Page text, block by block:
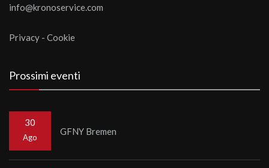
info@kronoservice.com
Privacy - Cookie
Prossimi eventi
30
Ago
GFNY Bremen